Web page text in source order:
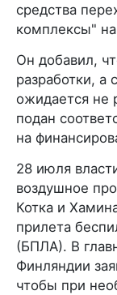
средства
комплексы"
Он добавил,
разработки, а
ожидается не
подан
на
28 июля
воздушное
Котка и
прилета
(БПЛА). В
Финляндии
чтобы при